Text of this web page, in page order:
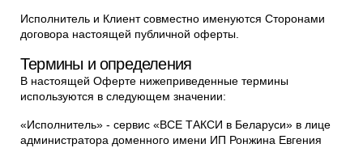
Исполнитель и Клиент совместно именуются Сторонами
договора настоящей публичной оферты.
Термины и определения
В настоящей Оферте нижеприведенные термины
используются в следующем значении:
«Исполнитель» - сервис «ВСЕ ТАКСИ в Беларуси» в лице
администратора доменного имени ИП Ронжина Евгения